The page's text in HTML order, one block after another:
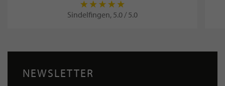
Sindelfingen, 5.0 / 5.0
NEWSLETTER